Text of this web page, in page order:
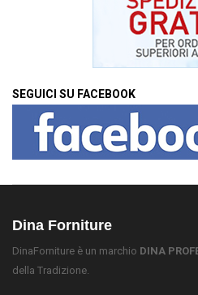
SEGUICI SU FACEBOOK
Dina Forniture
DinaForniture è un marchio DINA
della Tradizione.